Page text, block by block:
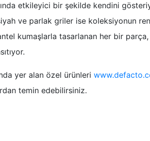
etkileyici bir şekilde kendini
ve parlak griler ise koleksiyonun
kumaşlarla tasarlanan her bir parça,
yer alan özel ürünleri
temin edebilirsiniz.